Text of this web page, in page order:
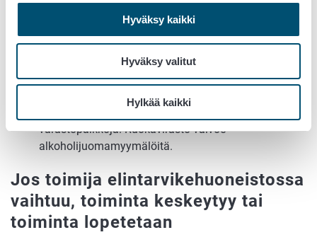
Hyväksy kaikki
Hyväksy valitut
Hylkää kaikki
elintarvikkeita myyviä verkkokauppoja.
Teurastamot ja niiden yhteydessä olevat laitokset
ovat Ruokaviraston valvomia.
Poroteurastamot ovat Ruokaviraston valvonnassa.
Sosiaali- ja terveysalan lupa- ja valvontavirasto
Valvira valvoo alkoholin valmistus- ja
varastopaikkoja. Ruokavirasto valvoo
alkoholijuomamyymälöitä.
Jos toimija elintarvikehuoneistossa
vaihtuu, toiminta keskeytyy tai
toiminta lopetetaan